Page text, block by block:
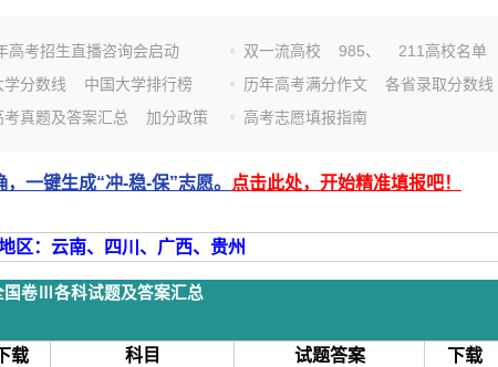
高考招生直播咨询会启动
学分数线
中国大学排行榜
考真题及答案汇总
加分政策
双一流高校 985、
211高校名单
历年高考满分作文
各省录取分数线
高考志愿填报指南
一键生成“冲-稳-保”志愿。 点击此处，开始精准填报吧！
区：云南、四川、广西、贵州
国卷Ⅲ各科试题及答案汇总
载 科目 试题答案
下载